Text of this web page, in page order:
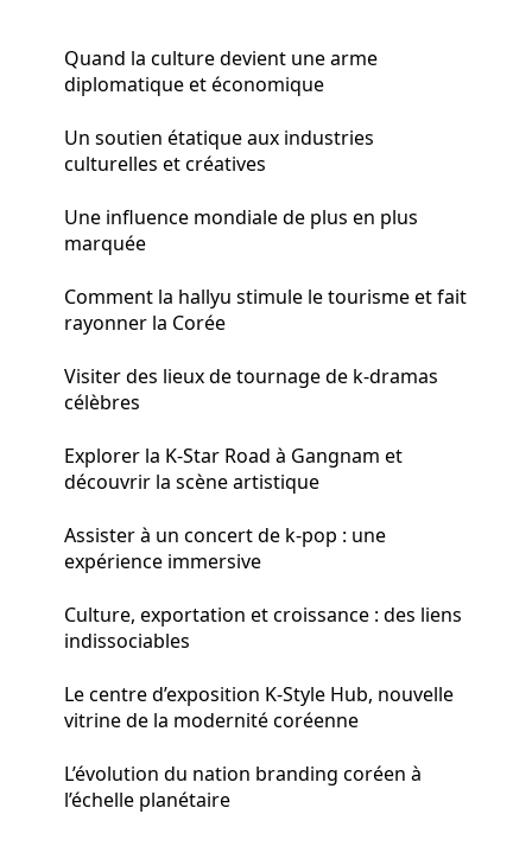
Quand la culture devient une arme
diplomatique et économique
Un soutien étatique aux industries
culturelles et créatives
Une influence mondiale de plus en plus
marquée
Comment la hallyu stimule le tourisme et fait
rayonner la Corée
Visiter des lieux de tournage de k-dramas
célèbres
Explorer la K-Star Road à Gangnam et
découvrir la scène artistique
Assister à un concert de k-pop : une
expérience immersive
Culture, exportation et croissance : des liens
indissociables
Le centre d’exposition K-Style Hub, nouvelle
vitrine de la modernité coréenne
L’évolution du nation branding coréen à
l’échelle planétaire